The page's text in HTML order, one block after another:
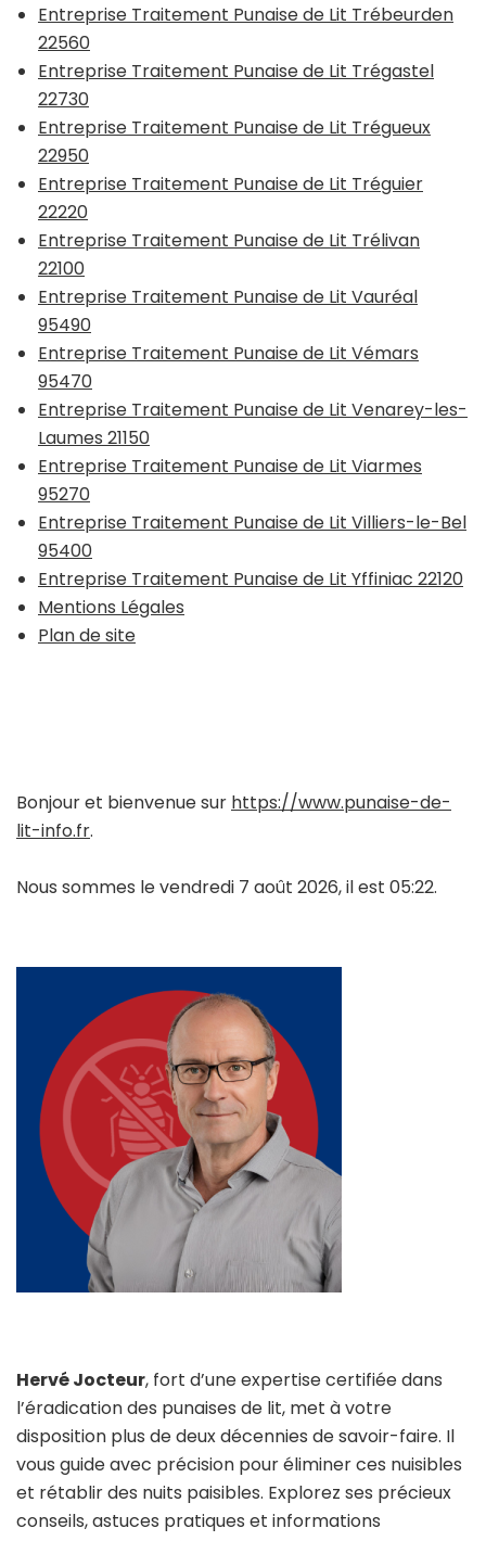
Entreprise Traitement Punaise de Lit Trébeurden
22560
Entreprise Traitement Punaise de Lit Trégastel
22730
Entreprise Traitement Punaise de Lit Trégueux
22950
Entreprise Traitement Punaise de Lit Tréguier
22220
Entreprise Traitement Punaise de Lit Trélivan
22100
Entreprise Traitement Punaise de Lit Vauréal
95490
Entreprise Traitement Punaise de Lit Vémars
95470
Entreprise Traitement Punaise de Lit Venarey-les-
Laumes 21150
Entreprise Traitement Punaise de Lit Viarmes
95270
Entreprise Traitement Punaise de Lit Villiers-le-Bel
95400
Entreprise Traitement Punaise de Lit Yffiniac 22120
Mentions Légales
Plan de site
Bonjour et bienvenue sur https://www.punaise-de-
lit-info.fr.
Nous sommes le vendredi 7 août 2026, il est 05:22.
Hervé Jocteur, fort d’une expertise certifiée dans
l’éradication des punaises de lit, met à votre
disposition plus de deux décennies de savoir-faire. Il
vous guide avec précision pour éliminer ces nuisibles
et rétablir des nuits paisibles. Explorez ses précieux
conseils, astuces pratiques et informations